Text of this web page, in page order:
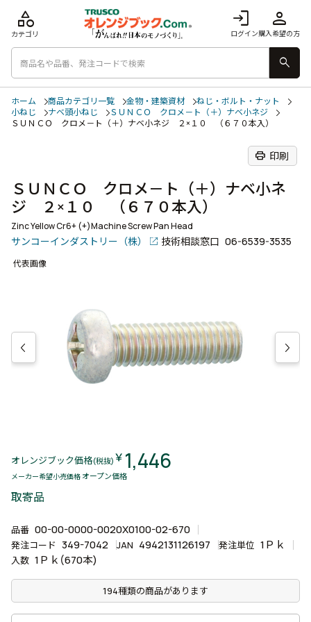
login
ログイン
person
購入希望の方
category
カテゴリ
search
ホーム 商品カテゴリ一覧 金物・建築資材
ねじ・ボルト・ナット
小ねじ
ナベ頭小ねじ
ＳＵＮＣＯ クロメ－ト（＋）ナベ小ネジ
ＳＵＮＣＯ クロメ－ト（＋）ナベ小ネジ ２×１０ （６７０本入）
print 印刷
ＳＵＮＣＯ クロメ－ト（＋）ナベ小ネ
ジ ２×１０ （６７０本入）
Zinc Yellow Cr6+ (+)Machine Screw Pan Head
サンコーインダストリー（株） 技術相談窓口 06-6539-3535
代表画像
オレンジブック価格(税抜) ￥ 1,446
メーカー希望小売価格 オープン価格
取寄品
品番 00-00-0000-0020X0100-02-670
発注コード 349-7042 JAN 4942131126197 発注単位 1Ｐｋ
入数 1Ｐｋ(670本)
194種類の商品があります